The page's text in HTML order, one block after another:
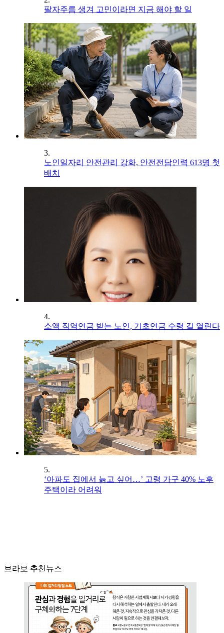
팔자주름 생겨 고민이라면 지금 해야 할 일
3.
노인일자리 안전관리 강화, 안전전담인력 613명 첫
배치
4.
소액 직역연금 받는 노인, 기초연금 수령 길 열린다
5.
‘아파도 집에서 늙고 싶어…’ 고령 가구 40% 노후
주택이라 어려워
브라보 추천뉴스